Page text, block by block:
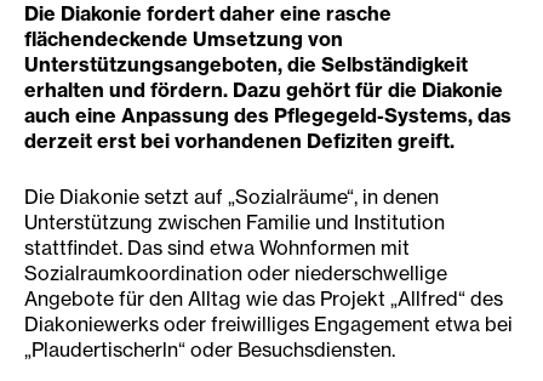
Die Diakonie fordert daher eine rasche
flächendeckende Umsetzung von
Unterstützungsangeboten, die Selbständigkeit
erhalten und fördern. Dazu gehört für die Diakonie
auch eine Anpassung des Pflegegeld-Systems, das
derzeit erst bei vorhandenen Defiziten greift.
Die Diakonie setzt auf „Sozialräume“, in denen
Unterstützung zwischen Familie und Institution
stattfindet. Das sind etwa Wohnformen mit
Sozialraumkoordination oder niederschwellige
Angebote für den Alltag wie das Projekt „Allfred“ des
Diakoniewerks oder freiwilliges Engagement etwa bei
„Plaudertischerln“ oder Besuchsdiensten.